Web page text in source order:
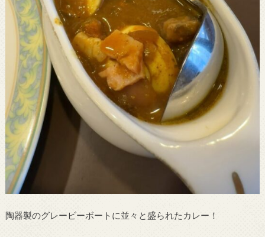
陶器製のグレービーボートに並々と盛られたカレー！